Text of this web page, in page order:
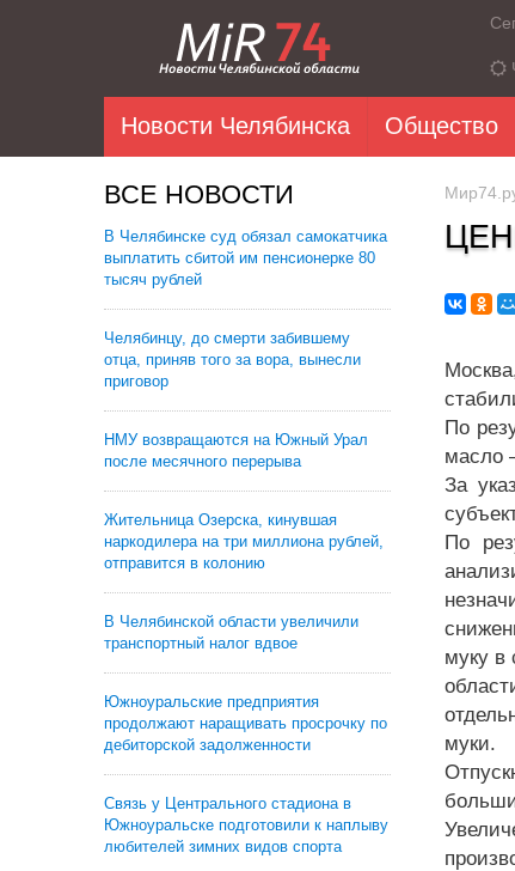
Новости Челябинска Общество
ВСЕ НОВОСТИ
В Челябинске суд обязал самокатчика
выплатить сбитой им пенсионерке 80
тысяч рублей
Челябинцу, до смерти забившему
отца, приняв того за вора, вынесли
приговор
НМУ возвращаются на Южный Урал
после месячного перерыва
Жительница Озерска, кинувшая
наркодилера на три миллиона рублей,
отправится в колонию
В Челябинской области увеличили
транспортный налог вдвое
Южноуральские предприятия
продолжают наращивать просрочку по
дебиторской задолженности
Связь у Центрального стадиона в
Южноуральске подготовили к наплыву
любителей зимних видов спорта
По
масло
За
По
муку в
муки.